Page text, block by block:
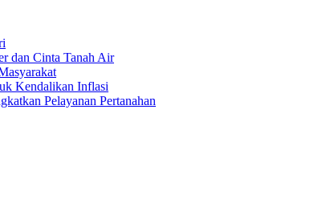
dan Cinta Tanah Air
Kendalikan Inflasi
Pelayanan Pertanahan